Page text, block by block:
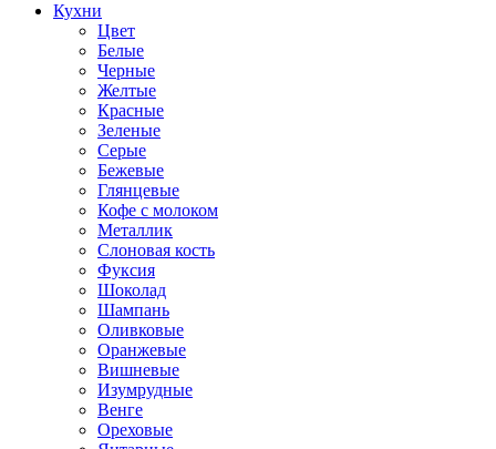
Кухни
Цвет
Белые
Черные
Желтые
Красные
Зеленые
Серые
Бежевые
Глянцевые
Кофе с молоком
Металлик
Слоновая кость
Фуксия
Шоколад
Шампань
Оливковые
Оранжевые
Вишневые
Изумрудные
Венге
Ореховые